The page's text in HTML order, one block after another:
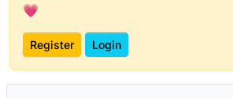
💗
Register Login